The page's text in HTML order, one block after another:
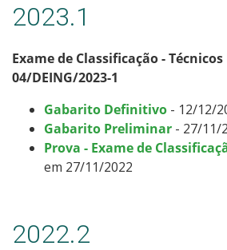
2023.1
Exame de Classificação -
04/DEING/2023-1
Gabarito Definitivo - 12/12/
Gabarito Preliminar - 27/11/
Prova - Exame de
em 27/11/2022
2022.2